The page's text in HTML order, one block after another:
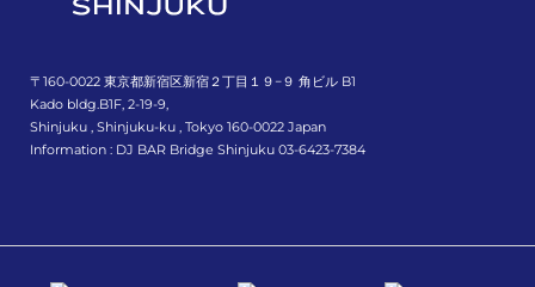
〒160-0022 東京都新宿区新宿２丁目１９−９ 角ビル B1
Kado bldg.B1F, 2-19-9,
Shinjuku , Shinjuku-ku , Tokyo 160-0022 Japan
Information : DJ BAR Bridge Shinjuku 03-6423-7384